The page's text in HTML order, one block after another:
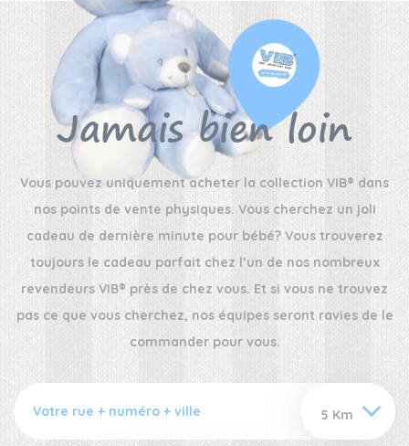
Jamais bien loin
Vous pouvez uniquement acheter la collection VIB® dans
nos points de vente physiques. Vous cherchez un joli
cadeau de dernière minute pour bébé? Vous trouverez
toujours le cadeau parfait chez l’un de nos nombreux
revendeurs VIB® près de chez vous. Et si vous ne trouvez
pas ce que vous cherchez, nos équipes seront ravies de le
commander pour vous.